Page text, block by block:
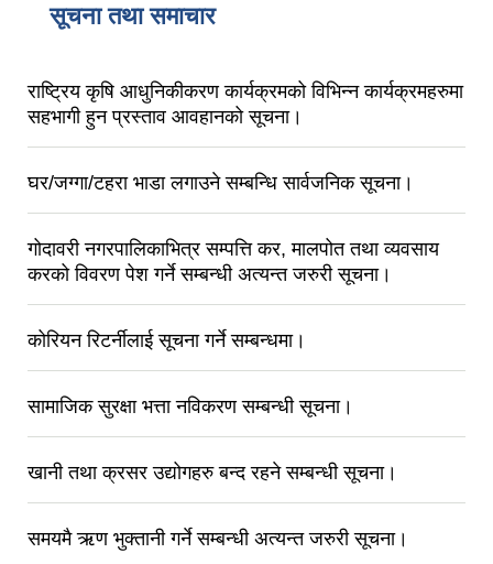
सूचना तथा समाचार
राष्ट्रिय कृषि आधुनिकीकरण कार्यक्रमको विभिन्न कार्यक्रमहरुमा
सहभागी हुन प्रस्ताव आवहानको सूचना।
घर/जग्गा/टहरा भाडा लगाउने सम्बन्धि सार्वजनिक सूचना।
गोदावरी नगरपालिकाभित्र सम्पत्ति कर, मालपोत तथा व्यवसाय
करको विवरण पेश गर्ने सम्बन्धी अत्यन्त जरुरी सूचना।
कोरियन रिटर्नीलाई सूचना गर्ने सम्बन्धमा।
सामाजिक सुरक्षा भत्ता नविकरण सम्बन्धी सूचना।
खानी तथा क्रसर उद्योगहरु बन्द रहने सम्बन्धी सूचना।
समयमै ऋण भुक्तानी गर्ने सम्बन्धी अत्यन्त जरुरी सूचना।